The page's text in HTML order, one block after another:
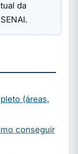
da
(áreas,
conseguir